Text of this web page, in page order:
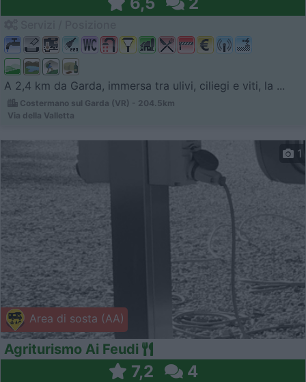
A 2,4 km da Garda, immersa tra ulivi, ciliegi e viti, la ...
Costermano sul Garda (VR) - 204.5km
Via della Valletta
Area di sosta (AA)
1
Agriturismo Ai Feudi
7,2 4